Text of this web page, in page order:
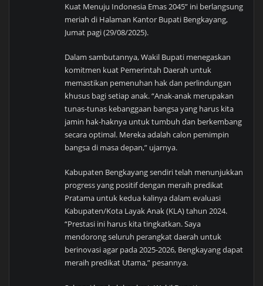
Kuat Menuju Indonesia Emas 2045” ini berlangsung
meriah di Halaman Kantor Bupati Bengkayang,
Jumat pagi (29/08/2025).
Dalam sambutannya, Wakil Bupati menegaskan
komitmen kuat Pemerintah Daerah untuk
memastikan pemenuhan hak dan perlindungan
khusus bagi setiap anak. “Anak-anak merupakan
tunas-tunas kebanggaan bangsa yang harus kita
jamin hak-haknya untuk tumbuh dan berkembang
secara optimal. Mereka adalah calon pemimpin
bangsa di masa depan,” ujarnya.
Kabupaten Bengkayang sendiri telah menunjukkan
progress yang positif dengan meraih predikat
Pratama untuk kedua kalinya dalam evaluasi
Kabupaten/Kota Layak Anak (KLA) tahun 2024.
“Prestasi ini harus kita tingkatkan. Saya
mendorong seluruh perangkat daerah untuk
berinovasi agar pada 2025-2026, Bengkayang dapat
meraih predikat Utama,” pesannya.